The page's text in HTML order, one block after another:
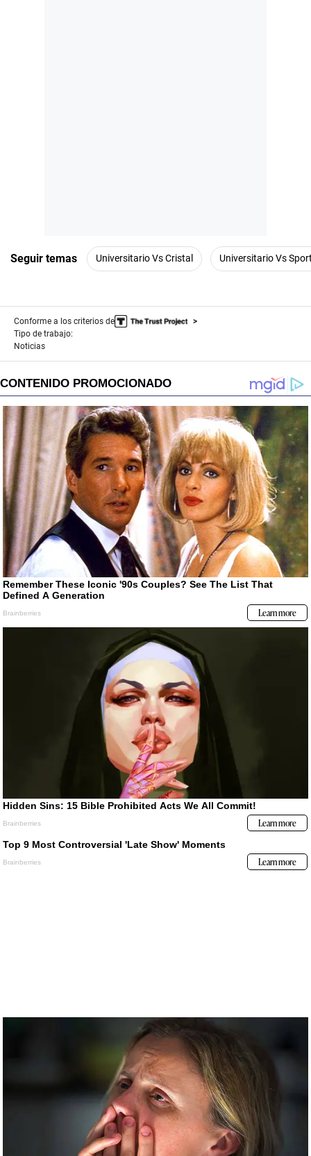
Seguir temas Universitario Vs Cristal Universitario Vs
Conforme a los criterios de
Tipo de trabajo:
Noticias